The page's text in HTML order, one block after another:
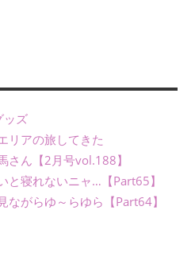
ッズ
リアの旅してきた
さん【2月号vol.188】
と寝れないニャ…【Part65】
ながらゆ～らゆら【Part64】